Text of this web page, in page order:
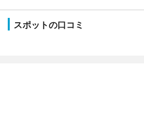
スポットの口コミ